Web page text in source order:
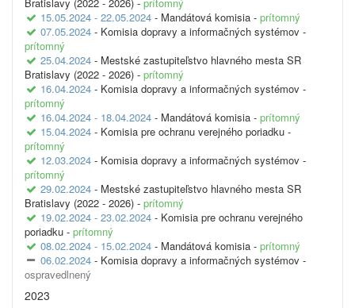
15.05.2024 - 22.05.2024 - Mandátová komisia - prítomný
07.05.2024 - Komisia dopravy a informačných systémov -
prítomný
25.04.2024 - Mestské zastupiteľstvo hlavného mesta SR
Bratislavy (2022 - 2026) - prítomný
16.04.2024 - Komisia dopravy a informačných systémov -
prítomný
16.04.2024 - 18.04.2024 - Mandátová komisia - prítomný
15.04.2024 - Komisia pre ochranu verejného poriadku -
prítomný
12.03.2024 - Komisia dopravy a informačných systémov -
prítomný
29.02.2024 - Mestské zastupiteľstvo hlavného mesta SR
Bratislavy (2022 - 2026) - prítomný
19.02.2024 - 23.02.2024 - Komisia pre ochranu verejného
poriadku - prítomný
08.02.2024 - 15.02.2024 - Mandátová komisia - prítomný
06.02.2024 - Komisia dopravy a informačných systémov -
ospravedlnený
2023